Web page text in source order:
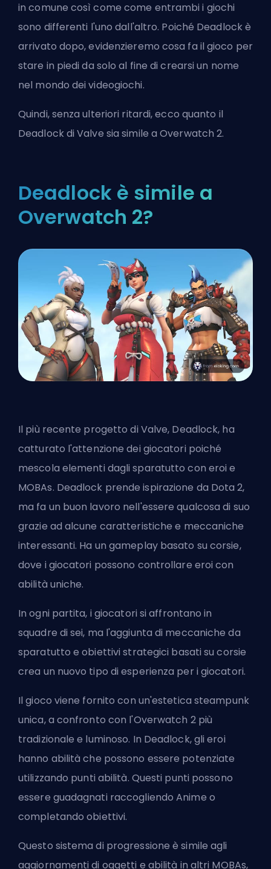
in comune così come come entrambi i giochi
sono differenti l'uno dall'altro. Poiché Deadlock è
arrivato dopo, evidenzieremo cosa fa il gioco per
stare in piedi da solo al fine di crearsi un nome
nel mondo dei videogiochi.
Quindi, senza ulteriori ritardi, ecco quanto il
Deadlock di Valve sia simile a Overwatch 2.
Deadlock è simile a
Overwatch 2?
Il più recente progetto di Valve, Deadlock, ha
catturato l'attenzione dei giocatori poiché
mescola elementi dagli sparatutto con eroi e
MOBAs. Deadlock prende ispirazione da Dota 2,
ma fa un buon lavoro nell'essere qualcosa di suo
grazie ad alcune caratteristiche e meccaniche
interessanti. Ha un gameplay basato su corsie,
dove i giocatori possono controllare eroi con
abilità uniche.
In ogni partita, i giocatori si affrontano in
squadre di sei, ma l'aggiunta di meccaniche da
sparatutto e obiettivi strategici basati su corsie
crea un nuovo tipo di esperienza per i giocatori.
Il gioco viene fornito con un'estetica steampunk
unica, a confronto con l'Overwatch 2 più
tradizionale e luminoso. In Deadlock, gli eroi
hanno abilità che possono essere potenziate
utilizzando punti abilità. Questi punti possono
essere guadagnati raccogliendo Anime o
completando obiettivi.
Questo sistema di progressione è simile agli
aggiornamenti di oggetti e abilità in altri MOBAs,